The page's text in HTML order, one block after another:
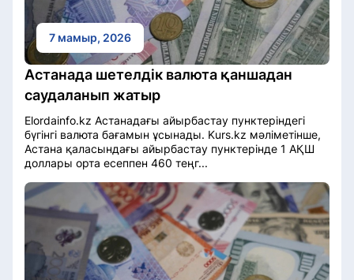
7 мамыр, 2026
Астанада шетелдік валюта қаншадан
саудаланып жатыр
Elordainfo.kz Астанадағы айырбастау пунктеріндегі
бүгінгі валюта бағамын ұсынады. Kurs.kz мәліметінше,
Астана қаласындағы айырбастау пунктерінде 1 АҚШ
доллары орта есеппен 460 теңг...